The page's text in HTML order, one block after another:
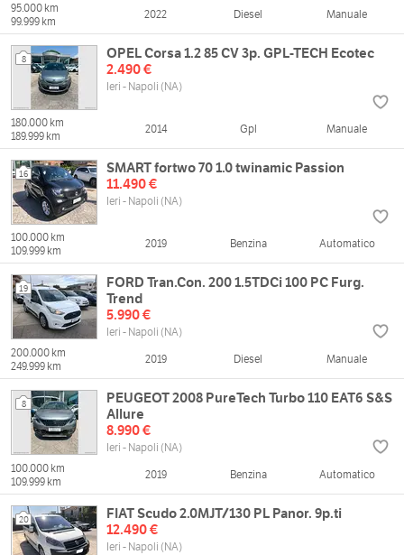
95.000 km
99.999 km
2022 Diesel Manuale
8
OPEL Corsa 1.2 85 CV 3p. GPL-TECH Ecotec
2.490 €
Ieri - Napoli (NA)
180.000 km
189.999 km
2014 Gpl Manuale
16
SMART fortwo 70 1.0 twinamic Passion
11.490 €
Ieri - Napoli (NA)
100.000 km
109.999 km
2019 Benzina Automatico
19
FORD Tran.Con. 200 1.5TDCi 100 PC Furg.
Trend
5.990 €
Ieri - Napoli (NA)
200.000 km
249.999 km
2019 Diesel Manuale
8
PEUGEOT 2008 PureTech Turbo 110 EAT6 S&S
Allure
8.990 €
Ieri - Napoli (NA)
100.000 km
109.999 km
2019 Benzina Automatico
20
FIAT Scudo 2.0MJT/130 PL Panor. 9p.ti
12.490 €
Ieri - Napoli (NA)